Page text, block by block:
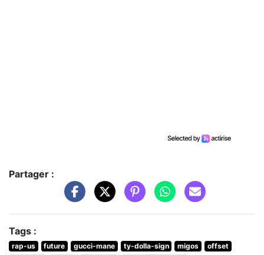
Partager :
Tags :
rap-us future gucci-mane ty-dolla-sign migos
offset